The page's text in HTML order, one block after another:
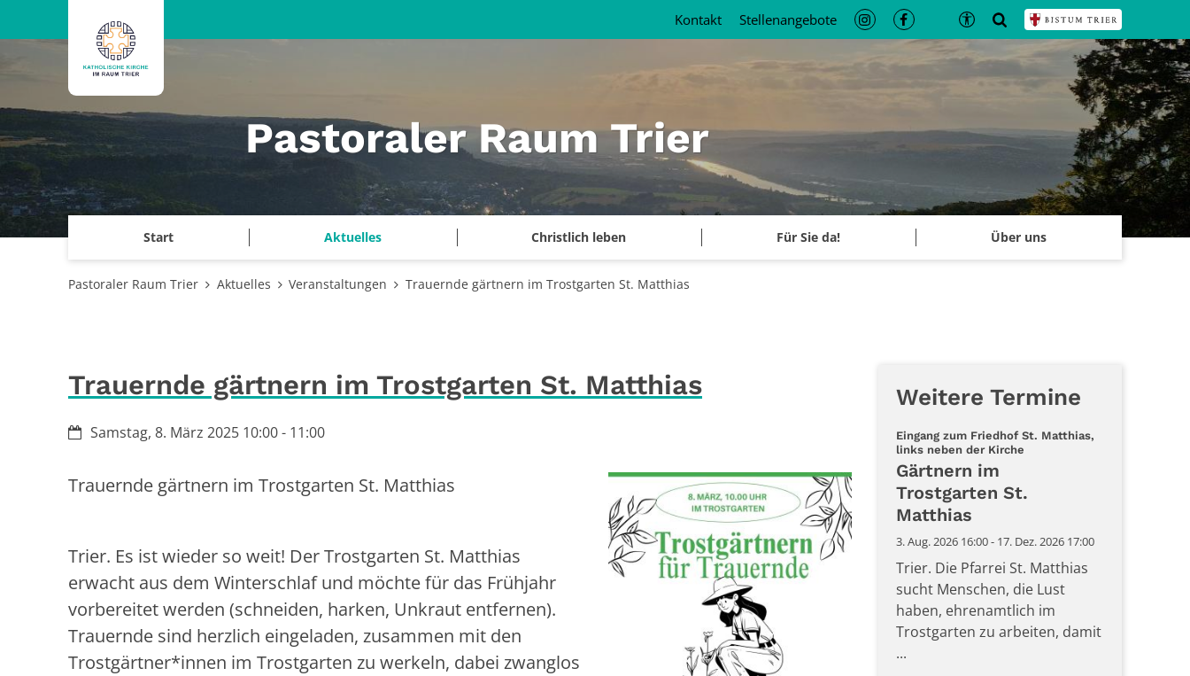
Pastoraler Raum Trier
Start Aktuelles Christlich leben Für Sie da! Über uns
Kontakt Stellenangebote
Pastoraler Raum Trier Aktuelles Veranstaltungen Trauernde gärtnern im Trostgarten St. Matthias
Trauernde gärtnern im Trostgarten St. Matthias
Datum:
Samstag, 8. März 2025 10:00 - 11:00
Trauernde gärtnern im Trostgarten St. Matthias
Trier. Es ist wieder so weit! Der Trostgarten St. Matthias
erwacht aus dem Winterschlaf und möchte für das Frühjahr
vorbereitet werden (schneiden, harken, Unkraut entfernen).
Trauernde sind herzlich eingeladen, zusammen mit den
Trostgärtner*innen im Trostgarten zu werkeln, dabei zwanglos
Weitere Termine
Eingang zum Friedhof St. Matthias,
links neben der Kirche
Gärtnern im
Trostgarten St.
Matthias
3. Aug. 2026 16:00 - 17. Dez. 2026 17:00
Trier. Die Pfarrei St. Matthias
sucht Menschen, die Lust
haben, ehrenamtlich im
Trostgarten zu arbeiten, damit
...